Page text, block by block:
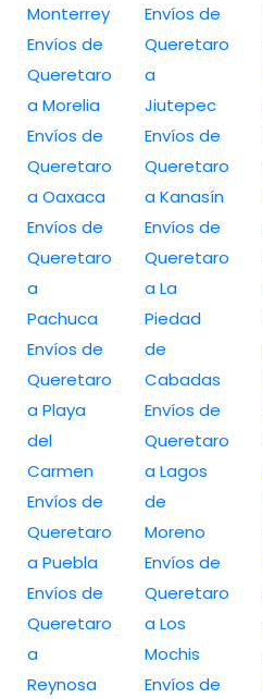
Monterrey
Envíos de
Queretaro
a Morelia
Envíos de
Queretaro
a Oaxaca
Envíos de
Queretaro
a
Pachuca
Envíos de
Queretaro
a Playa
del
Carmen
Envíos de
Queretaro
a Puebla
Envíos de
Queretaro
a
Reynosa
Envíos de
Queretaro
a
Jiutepec
Envíos de
Queretaro
a Kanasín
Envíos de
Queretaro
a La
Piedad
de
Cabadas
Envíos de
Queretaro
a Lagos
de
Moreno
Envíos de
Queretaro
a Los
Mochis
Envíos de